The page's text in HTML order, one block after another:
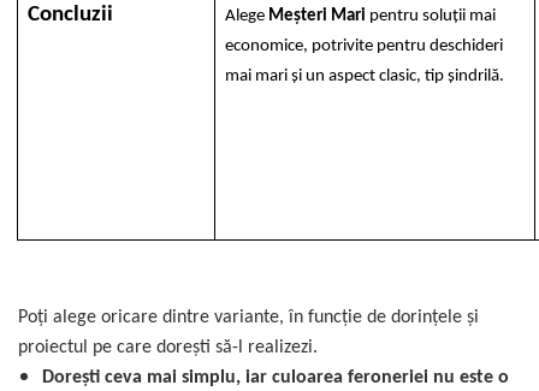
Concluzii Alege Meșteri Mari pentru soluții mai
economice, potrivite pentru deschideri
mai mari și un aspect clasic, tip șindrilă.
Poți alege oricare dintre variante, în funcție de dorințele și
proiectul pe care dorești să-l realizezi.
Dorești ceva mai simplu, iar culoarea feroneriei nu este o